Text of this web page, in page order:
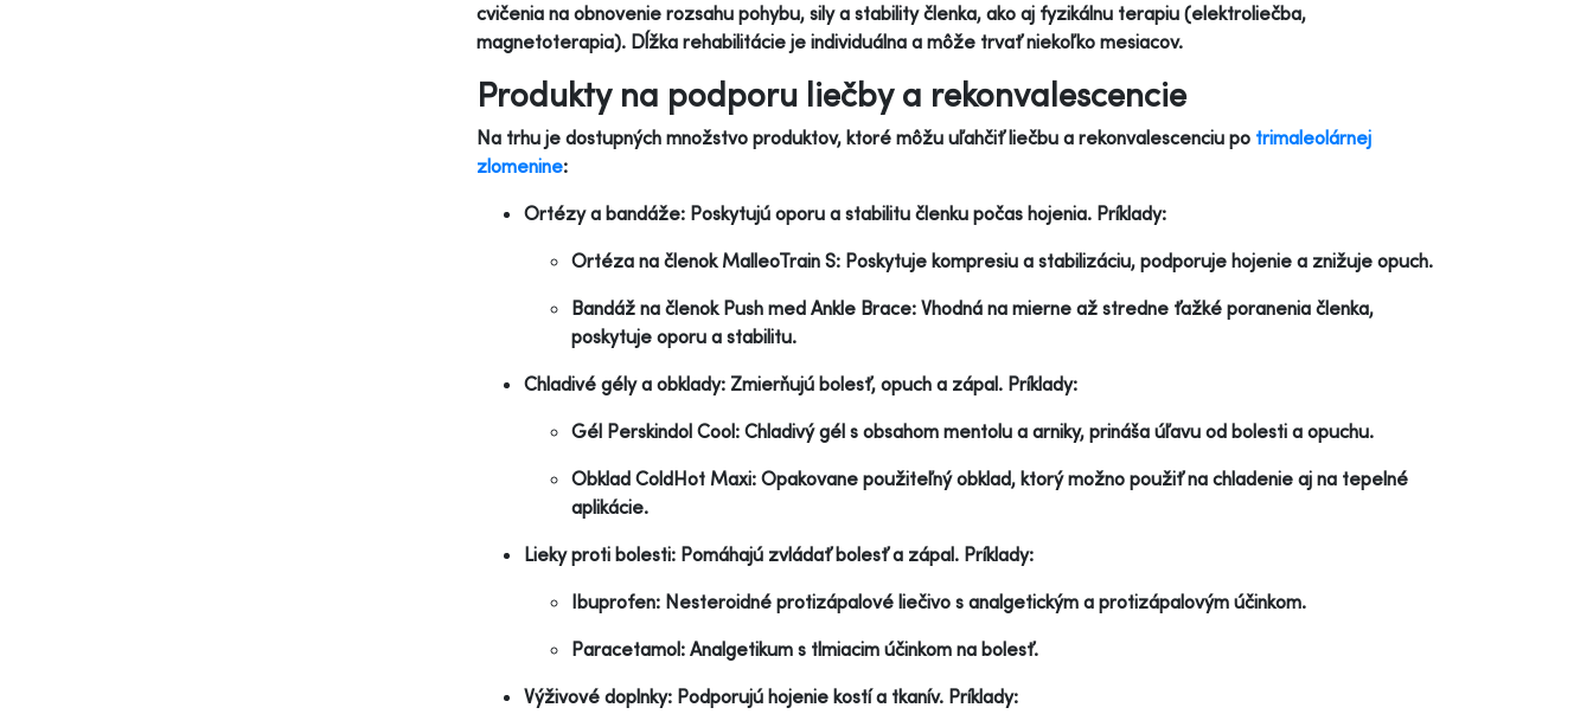
cvičenia na obnovenie rozsahu pohybu, sily a stability členka, ako aj fyzikálnu terapiu (elektroliečba,
magnetoterapia). Dĺžka rehabilitácie je individuálna a môže trvať niekoľko mesiacov.
Produkty na podporu liečby a rekonvalescencie
Na trhu je dostupných množstvo produktov, ktoré môžu uľahčiť liečbu a rekonvalescenciu po trimaleolárnej
zlomenine:
Ortézy a bandáže: Poskytujú oporu a stabilitu členku počas hojenia. Príklady:
Ortéza na členok MalleoTrain S: Poskytuje kompresiu a stabilizáciu, podporuje hojenie a znižuje opuch.
Bandáž na členok Push med Ankle Brace: Vhodná na mierne až stredne ťažké poranenia členka,
poskytuje oporu a stabilitu.
Chladivé gély a obklady: Zmierňujú bolesť, opuch a zápal. Príklady:
Gél Perskindol Cool: Chladivý gél s obsahom mentolu a arniky, prináša úľavu od bolesti a opuchu.
Obklad ColdHot Maxi: Opakovane použiteľný obklad, ktorý možno použiť na chladenie aj na tepelné
aplikácie.
Lieky proti bolesti: Pomáhajú zvládať bolesť a zápal. Príklady:
Ibuprofen: Nesteroidné protizápalové liečivo s analgetickým a protizápalovým účinkom.
Paracetamol: Analgetikum s tlmiacim účinkom na bolesť.
Výživové doplnky: Podporujú hojenie kostí a tkanív. Príklady: